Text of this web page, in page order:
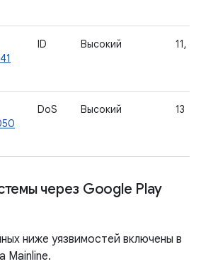
ID Высокий 11,
DoS Высокий 13
через Google Play
ниже уязвимостей включены в
Mainline.